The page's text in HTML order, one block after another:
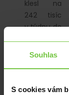
Souhlas
S cookies vám
klesl na
242 tisíc
v týdnu do
Toto číslo